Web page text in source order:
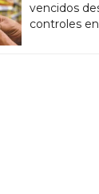
vencidos
controles